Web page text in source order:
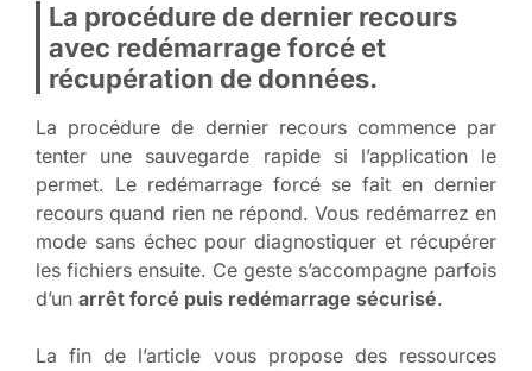
La procédure de dernier recours
avec redémarrage forcé et
récupération de données.
La procédure de dernier recours commence par
tenter une sauvegarde rapide si l’application le
permet. Le redémarrage forcé se fait en dernier
recours quand rien ne répond. Vous redémarrez en
mode sans échec pour diagnostiquer et récupérer
les fichiers ensuite. Ce geste s’accompagne parfois
d’un arrêt forcé puis redémarrage sécurisé.
La fin de l’article vous propose des ressources